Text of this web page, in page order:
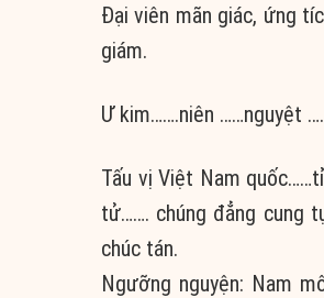
Đại viên mãn giác, ứng
giám.
Ư kim…….niên ……nguyệt
Tấu vị Việt Nam
tử……. chúng đẳng cung
chúc tán.
Ngưỡng nguyện: Nam